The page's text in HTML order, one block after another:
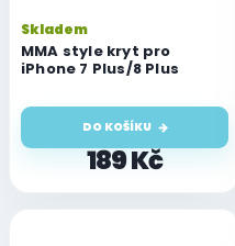
MMA style kryt pro
iPhone 7 Plus/8 Plus
Skladem
189 Kč
DO KOŠÍKU